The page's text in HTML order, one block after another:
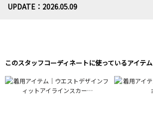
UPDATE：2026.05.09
このスタッフコーディネートに使っているアイテム